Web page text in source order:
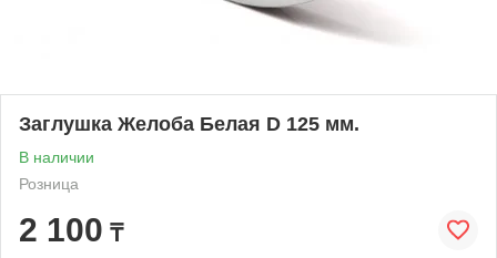
Заглушка Желоба Белая D 125 мм.
В наличии
Розница
2 100 ₸